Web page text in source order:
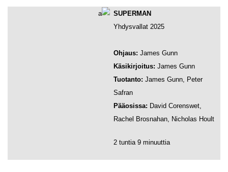
SUPERMAN
Yhdysvallat 2025
Ohjaus: James Gunn
Käsikirjoitus: James Gunn
Tuotanto: James Gunn, Peter
Safran
Pääosissa: David Corenswet,
Rachel Brosnahan, Nicholas Hoult
2 tuntia 9 minuuttia